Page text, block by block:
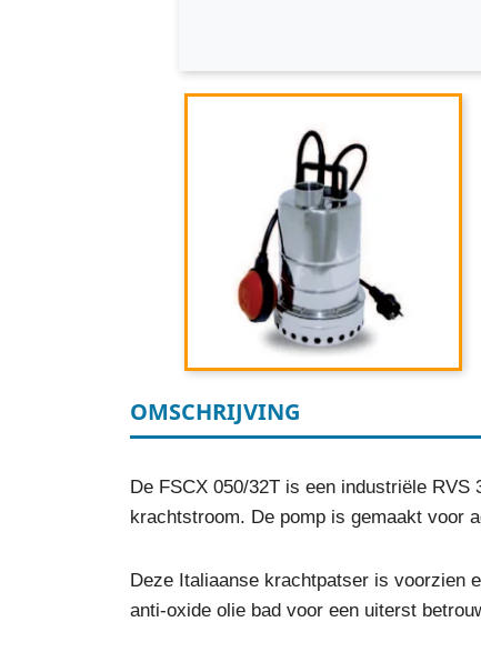
OMSCHRIJVING
De FSCX 050/32T is een industriële
krachtstroom. De pomp is gemaakt voor
Deze Italiaanse krachtpatser is voorzien
anti-oxide olie bad voor een uiterst